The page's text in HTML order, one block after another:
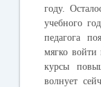
году.
учебного
педагога
мягко войти
курсы
волнует